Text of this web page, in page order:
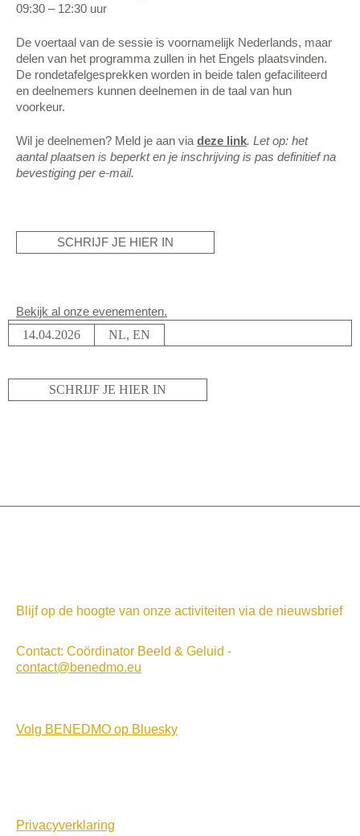
09:30 – 12:30 uur
De voertaal van de sessie is voornamelijk Nederlands, maar
delen van het programma zullen in het Engels plaatsvinden.
De rondetafelgesprekken worden in beide talen gefaciliteerd
en deelnemers kunnen deelnemen in de taal van hun
voorkeur.
Wil je deelnemen? Meld je aan via deze link. Let op: het
aantal plaatsen is beperkt en je inschrijving is pas definitief na
bevestiging per e-mail.
SCHRIJF JE HIER IN
Bekijk al onze evenementen.
14.04.2026
NL, EN
SCHRIJF JE HIER IN
Blijf op de hoogte van onze activiteiten via de nieuwsbrief
Contact: Coördinator Beeld & Geluid -
contact@benedmo.eu
Volg BENEDMO op Bluesky
Privacyverklaring